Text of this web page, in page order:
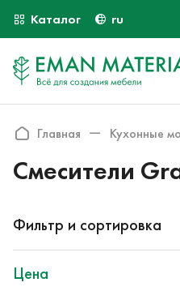
Каталог ru
Главная Кухонные
Смесители
Фильтр и сортировка
Цена